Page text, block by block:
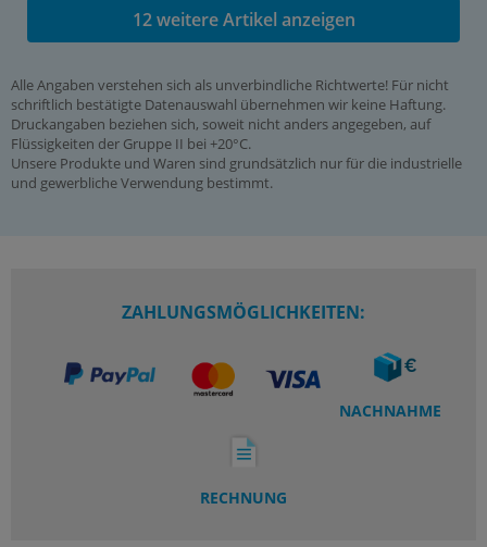
12 weitere Artikel anzeigen
Alle Angaben verstehen sich als unverbindliche Richtwerte! Für nicht
schriftlich bestätigte Datenauswahl übernehmen wir keine Haftung.
Druckangaben beziehen sich, soweit nicht anders angegeben, auf
Flüssigkeiten der Gruppe II bei +20°C.
Unsere Produkte und Waren sind grundsätzlich nur für die industrielle
und gewerbliche Verwendung bestimmt.
ZAHLUNGSMÖGLICHKEITEN:
NACHNAHME
RECHNUNG